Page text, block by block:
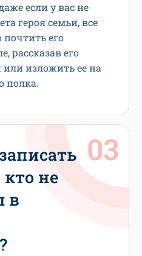
если у вас не
героя семьи, все
его
рассказав его
или изложить ее на
полка.
кто не
в